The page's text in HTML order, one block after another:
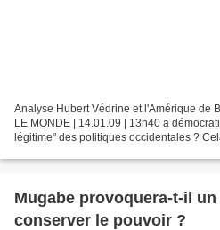
Analyse Hubert Védrine et l'Amérique de
LE MONDE | 14.01.09 | 13h40 a
légitime" des politiques occidentales ?
Mugabe provoquera-t-il
conserver le pouvoir ?